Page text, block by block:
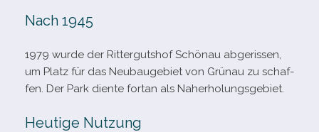
Nach 1945
1979 wurde der Rittergutshof Schönau abge­ris­sen,
um Platz für das Neubaugebiet von Grünau zu schaf­
fen. Der Park diente fortan als Naherholungsgebiet.
Heutige Nutzung